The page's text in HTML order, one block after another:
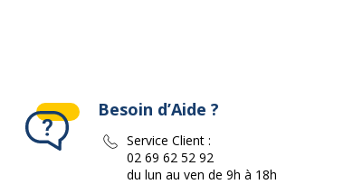
Besoin d’Aide ?
Service Client :
02 69 62 52 92
du lun au ven de 9h à 18h